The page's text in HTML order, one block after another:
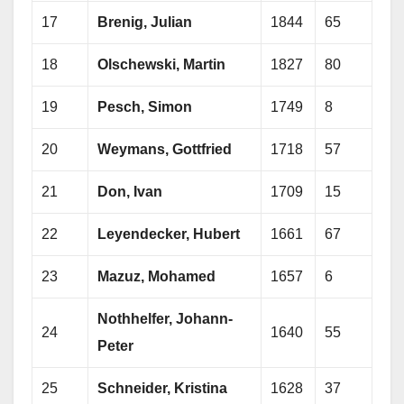
17 Brenig, Julian 1844 65
18 Olschewski, Martin 1827 80
19 Pesch, Simon 1749 8
20 Weymans, Gottfried 1718 57
21 Don, Ivan 1709 15
22 Leyendecker, Hubert 1661 67
23 Mazuz, Mohamed 1657 6
24
Nothhelfer, Johann-
Peter
1640 55
25 Schneider, Kristina 1628 37